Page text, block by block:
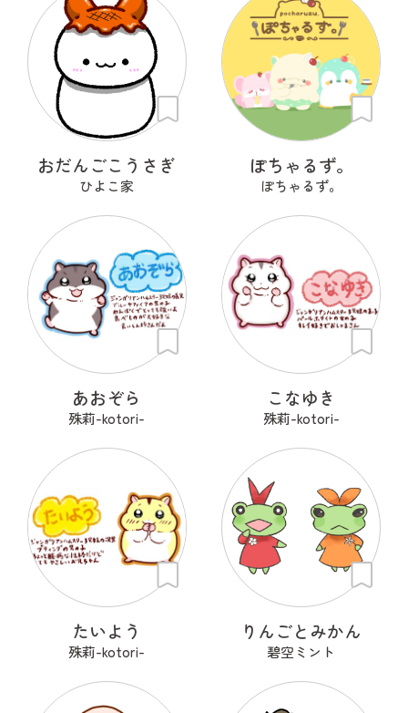
おだんごこうさぎ
ひよこ家
ぽちゃるず。
ぽちゃるず。
あおぞら
殊莉-kotori-
こなゆき
殊莉-kotori-
たいよう
殊莉-kotori-
りんごとみかん
碧空ミント